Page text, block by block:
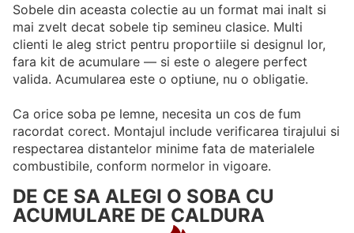
Sobele din aceasta colectie au un format mai inalt si
mai zvelt decat sobele tip semineu clasice. Multi
clienti le aleg strict pentru proportiile si designul lor,
fara kit de acumulare — si este o alegere perfect
valida. Acumularea este o optiune, nu o obligatie.
Ca orice soba pe lemne, necesita un cos de fum
racordat corect. Montajul include verificarea tirajului si
respectarea distantelor minime fata de materialele
combustibile, conform normelor in vigoare.
DE CE SA ALEGI O SOBA CU
ACUMULARE DE CALDURA